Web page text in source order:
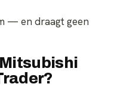
— en draagt geen